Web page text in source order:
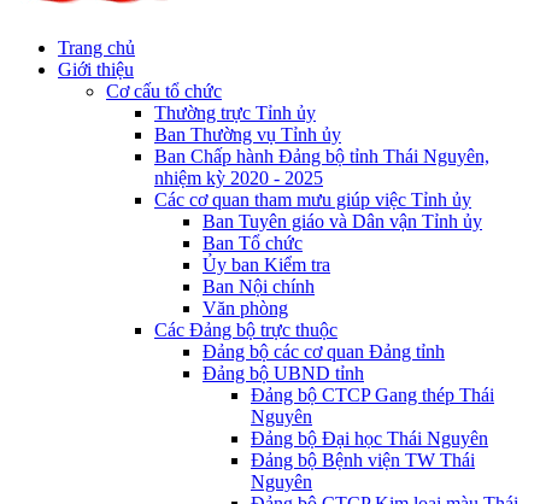
Trang chủ
Giới thiệu
Cơ cấu tổ chức
Thường trực Tỉnh ủy
Ban Thường vụ Tỉnh ủy
Ban Chấp hành Đảng bộ tỉnh Thái Nguyên,
nhiệm kỳ 2020 - 2025
Các cơ quan tham mưu giúp việc Tỉnh ủy
Ban Tuyên giáo và Dân vận Tỉnh ủy
Ban Tổ chức
Ủy ban Kiểm tra
Ban Nội chính
Văn phòng
Các Đảng bộ trực thuộc
Đảng bộ các cơ quan Đảng tỉnh
Đảng bộ UBND tỉnh
Đảng bộ CTCP Gang thép Thái
Nguyên
Đảng bộ Đại học Thái Nguyên
Đảng bộ Bệnh viện TW Thái
Nguyên